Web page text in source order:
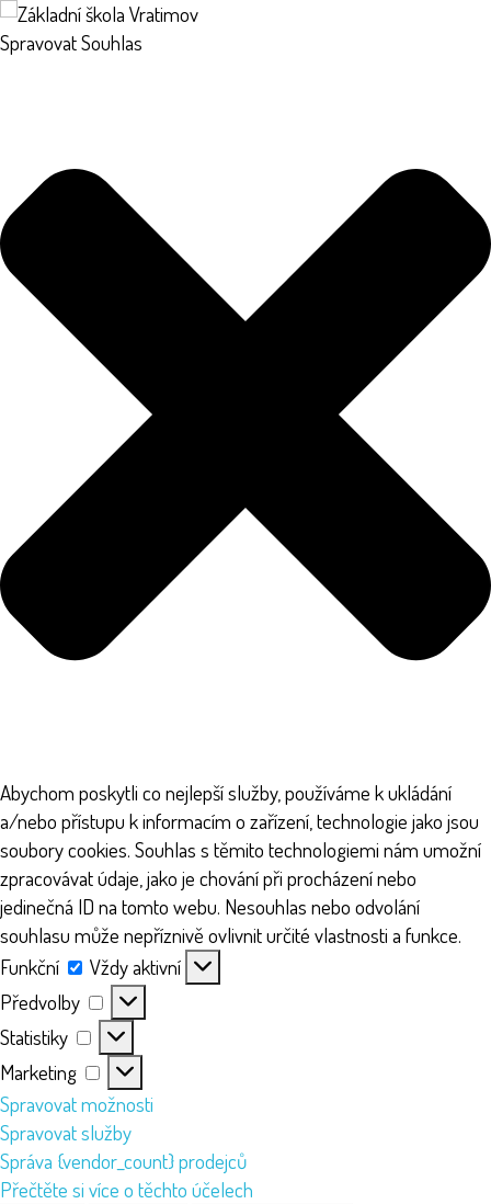
Spravovat Souhlas
Abychom poskytli co nejlepší služby, používáme k ukládání
a/nebo přístupu k informacím o zařízení, technologie jako jsou
soubory cookies. Souhlas s těmito technologiemi nám umožní
zpracovávat údaje, jako je chování při procházení nebo
jedinečná ID na tomto webu. Nesouhlas nebo odvolání
souhlasu může nepříznivě ovlivnit určité vlastnosti a funkce.
Funkční
Funkční
Vždy aktivní
Předvolby
Předvolby
Statistiky
Statistiky
Marketing
Marketing
Spravovat možnosti
Spravovat služby
Správa {vendor_count} prodejců
Přečtěte si více o těchto účelech